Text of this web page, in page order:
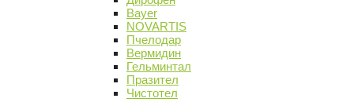
Bayer
NOVARTIS
Пчелодар
Вермидин
Гельминтал
Празител
Чистотел